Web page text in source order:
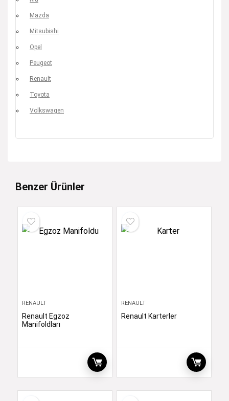
Mazda
Mitsubishi
Opel
Peugeot
Renault
Toyota
Volkswagen
Benzer Ürünler
RENAULT
Renault Egzoz
Manifoldları
RENAULT
Renault Karterler